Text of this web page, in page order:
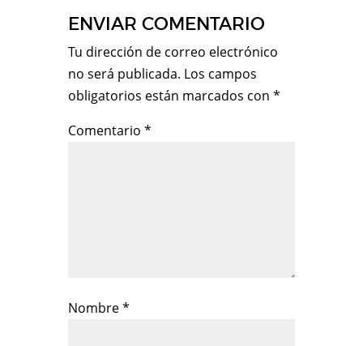
ENVIAR COMENTARIO
Tu dirección de correo electrónico
no será publicada. Los campos
obligatorios están marcados con *
Comentario *
Nombre*